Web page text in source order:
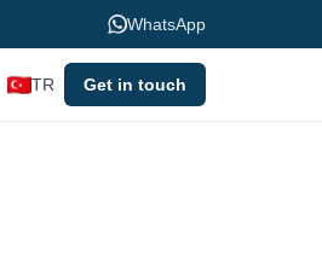
WhatsApp
TR Get in touch